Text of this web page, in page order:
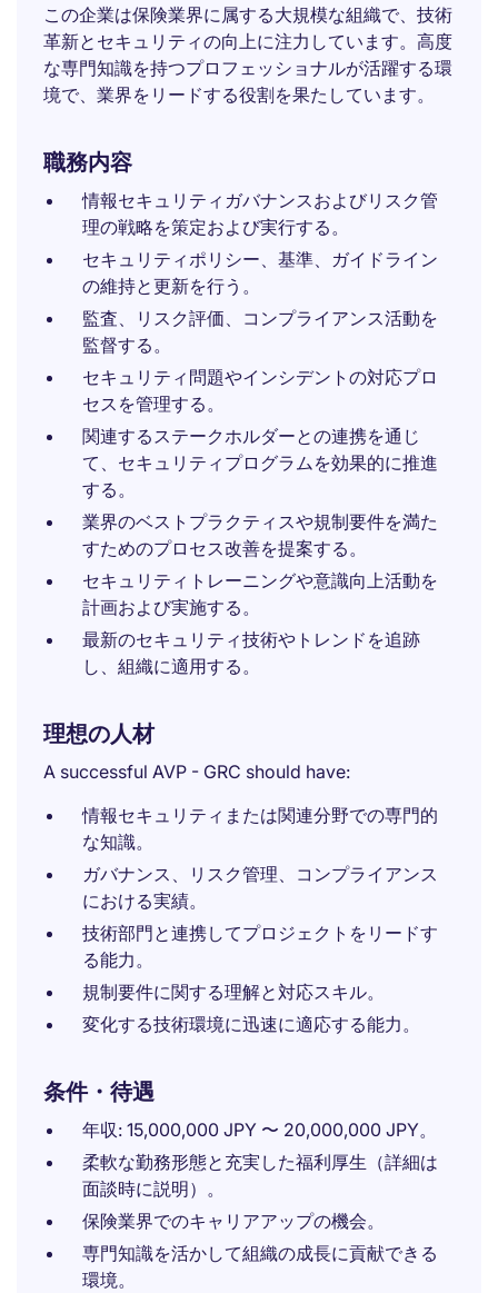
この企業は保険業界に属する大規模な組織で、技術
革新とセキュリティの向上に注力しています。高度
な専門知識を持つプロフェッショナルが活躍する環
境で、業界をリードする役割を果たしています。
職務内容
情報セキュリティガバナンスおよびリスク管
理の戦略を策定および実行する。
セキュリティポリシー、基準、ガイドライン
の維持と更新を行う。
監査、リスク評価、コンプライアンス活動を
監督する。
セキュリティ問題やインシデントの対応プロ
セスを管理する。
関連するステークホルダーとの連携を通じ
て、セキュリティプログラムを効果的に推進
する。
業界のベストプラクティスや規制要件を満た
すためのプロセス改善を提案する。
セキュリティトレーニングや意識向上活動を
計画および実施する。
最新のセキュリティ技術やトレンドを追跡
し、組織に適用する。
理想の人材
A successful AVP - GRC should have:
情報セキュリティまたは関連分野での専門的
な知識。
ガバナンス、リスク管理、コンプライアンス
における実績。
技術部門と連携してプロジェクトをリードす
る能力。
規制要件に関する理解と対応スキル。
変化する技術環境に迅速に適応する能力。
条件・待遇
年収: 15,000,000 JPY 〜 20,000,000 JPY。
柔軟な勤務形態と充実した福利厚生（詳細は
面談時に説明）。
保険業界でのキャリアアップの機会。
専門知識を活かして組織の成長に貢献できる
環境。